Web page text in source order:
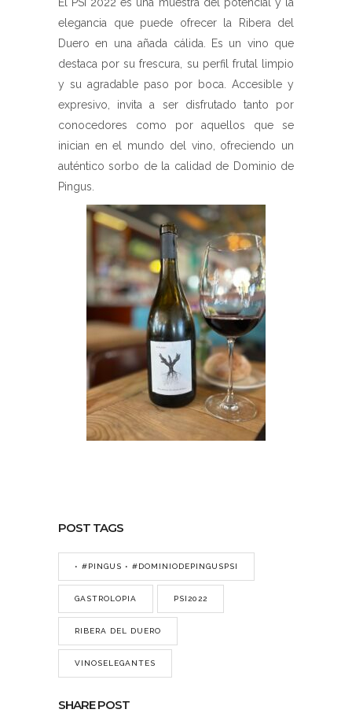
elegancia que puede ofrecer la Ribera del
Duero en una añada cálida. Es un vino que
destaca por su frescura, su perfil frutal limpio
y su agradable paso por boca. Accesible y
expresivo, invita a ser disfrutado tanto por
conocedores como por aquellos que se
inician en el mundo del vino, ofreciendo un
auténtico sorbo de la calidad de Dominio de
Pingus.
POST TAGS
• #PINGUS • #DOMINIODEPINGUSPSI
GASTROLOPIA PSI2022
RIBERA DEL DUERO
VINOSELEGANTES
SHARE POST